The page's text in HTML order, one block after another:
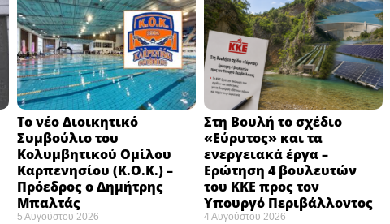
Το νέο Διοικητικό
Συμβούλιο του
Κολυμβητικού Ομίλου
Καρπενησίου (Κ.Ο.Κ.) –
Πρόεδρος ο Δημήτρης
Μπαλτάς
5 Αυγούστου 2026
Στη Βουλή το σχέδιο
«Εύρυτος» και τα
ενεργειακά έργα –
Ερώτηση 4 βουλευτών
του ΚΚΕ προς τον
Υπουργό Περιβάλλοντος
4 Αυγούστου 2026